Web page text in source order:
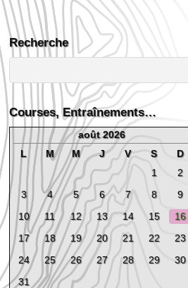
Recherche
Courses, Entraînements…
août 2026
L
M M J V S
D
1
2
3
4 5 6 7 8
9
10
11 12 13 14 15
16
17
18 19 20 21 22
23
24
25 26 27 28 29
30
31